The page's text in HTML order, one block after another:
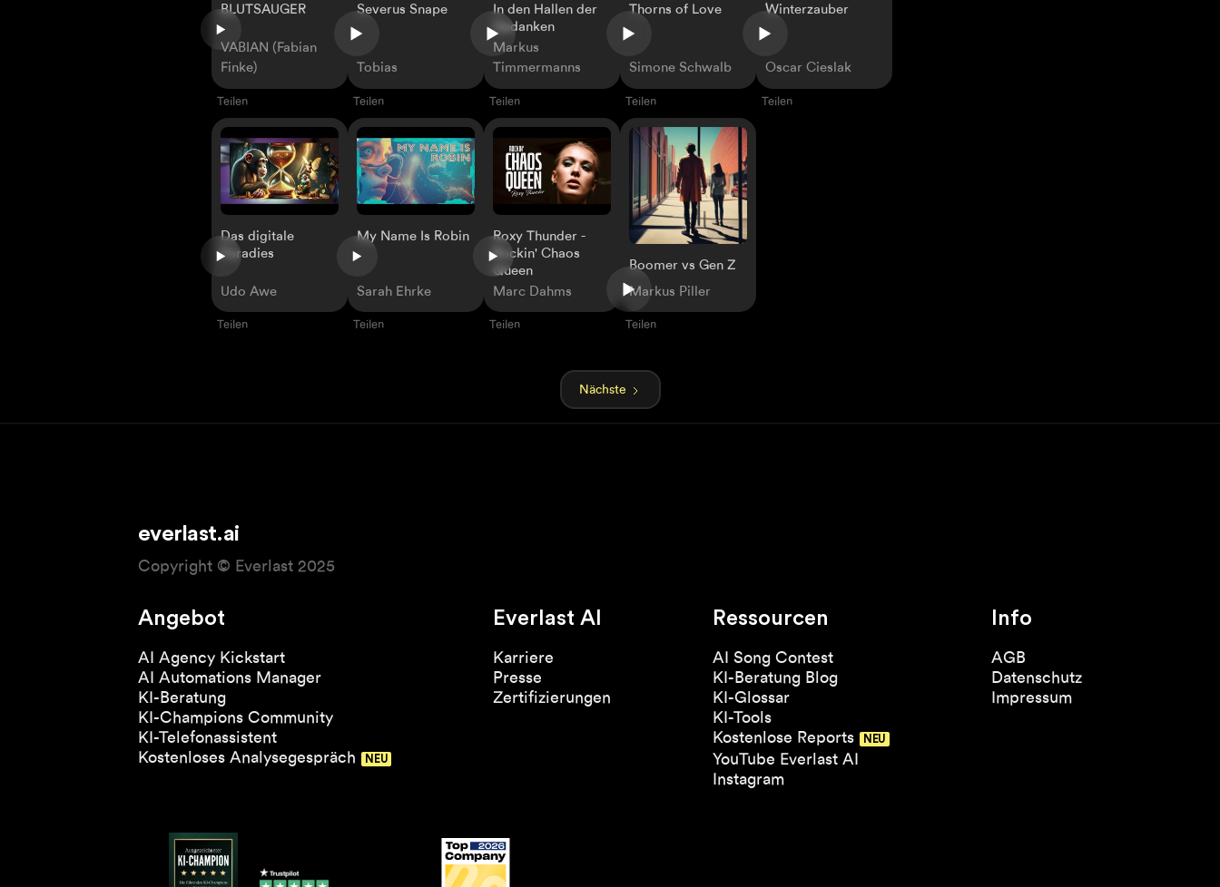
BLUTSAUGER
VABIAN (Fabian
Finke)
Teilen
Severus Snape
Tobias
Teilen
In den Hallen der
Gedanken
Markus
Timmermanns
Teilen
Thorns of Love
Simone Schwalb
Teilen
Winterzauber
Oscar Cieslak
Teilen
Das digitale
Paradies
Udo Awe
Teilen
My Name Is Robin
Sarah Ehrke
Teilen
Roxy Thunder -
Rockin' Chaos
Queen
Marc Dahms
Teilen
Boomer vs Gen Z
Markus Piller
Teilen
Nächste
everlast.ai
Copyright © Everlast 2025
Angebot
AI Agency Kickstart
AI Automations Manager
KI-Beratung
KI-Champions Community
KI-Telefonassistent
Kostenloses Analysegespräch
Everlast AI
Karriere
Presse
Zertifizierungen
Ressourcen
AI Song Contest
KI-Beratung Blog
KI-Glossar
KI-Tools
Kostenlose Reports
YouTube Everlast AI
Instagram
Info
AGB
Datenschutz
Impressum